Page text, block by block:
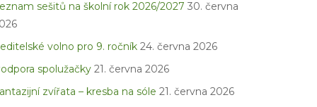
sešitů na školní rok 2026/2027 30. června
volno pro 9. ročník 24. června 2026
spolužačky 21. června 2026
zvířata – kresba na sóle 21. června 2026